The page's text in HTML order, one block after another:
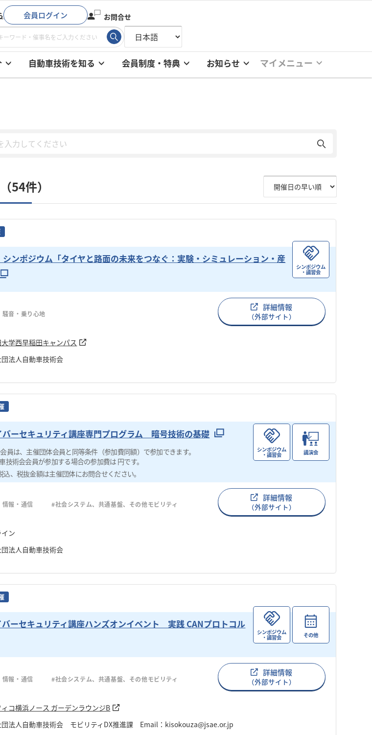
会員ログイン お問合せ
自動車技術を知る 会員制度・特典 お知らせ マイメニュー
54件）
ンポジウム「タイヤと路面の未来をつなぐ：実験・シミュレーション・産
シンポジウム
・講習会
音・乗り心地
詳細情報
（外部サイト）
学西早稲田キャンパス
団法人自動車技術会
バーセキュリティ講座専門プログラム 暗号技術の基礎
員は、主催団体会員と同等条件（参加費同額）で参加できます。
技術会会員が参加する場合の参加費は 円です。
込、税抜金額は主催団体にお問合せください。
シンポジウム
・講習会 講演会
情報・通信 #社会システム、共通基盤、その他モビリティ
詳細情報
（外部サイト）
ン
団法人自動車技術会
バーセキュリティ講座ハンズオンイベント 実践 CANプロトコル
シンポジウム
・講習会 その他
情報・通信 #社会システム、共通基盤、その他モビリティ
詳細情報
（外部サイト）
コ横浜ノース ガーデンラウンジB
団法人自動車技術会 モビリティDX推進課 Email：kisokouza@jsae.or.jp